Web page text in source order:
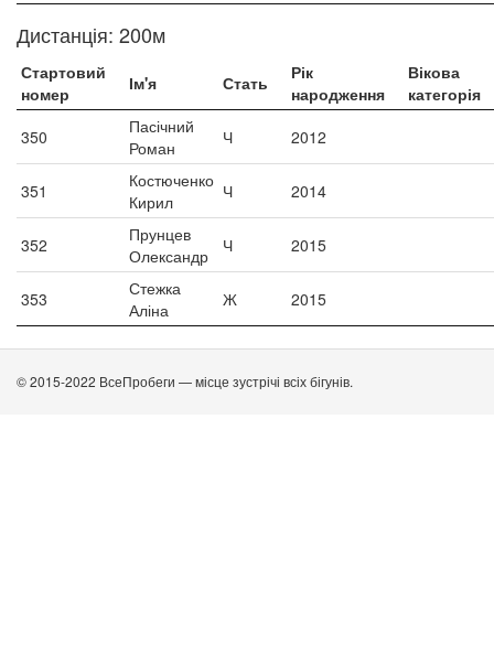
Дистанція: 200м
Стартовий
номер
Ім'я Стать
Рік
народження
Вікова
категорія
350
Пасічний
Роман
Ч 2012
351
Костюченко
Кирил
Ч 2014
352
Прунцев
Олександр
Ч 2015
353
Стежка
Аліна
Ж 2015
© 2015-2022 ВсеПробеги — місце зустрічі всіх бігунів.